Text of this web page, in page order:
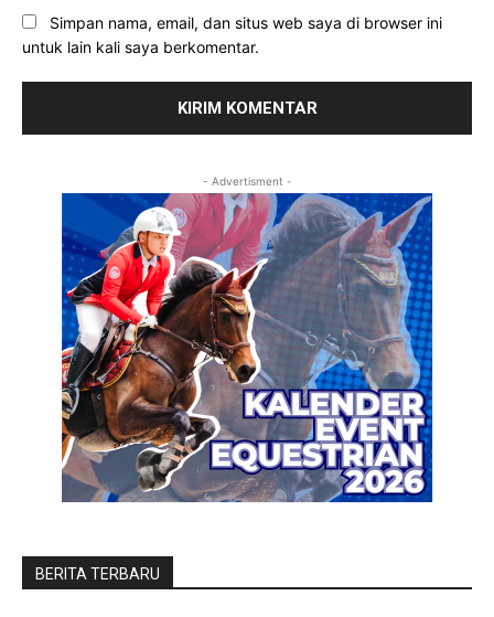
Simpan nama, email, dan situs web saya di browser ini
untuk lain kali saya berkomentar.
- Advertisment -
BERITA TERBARU